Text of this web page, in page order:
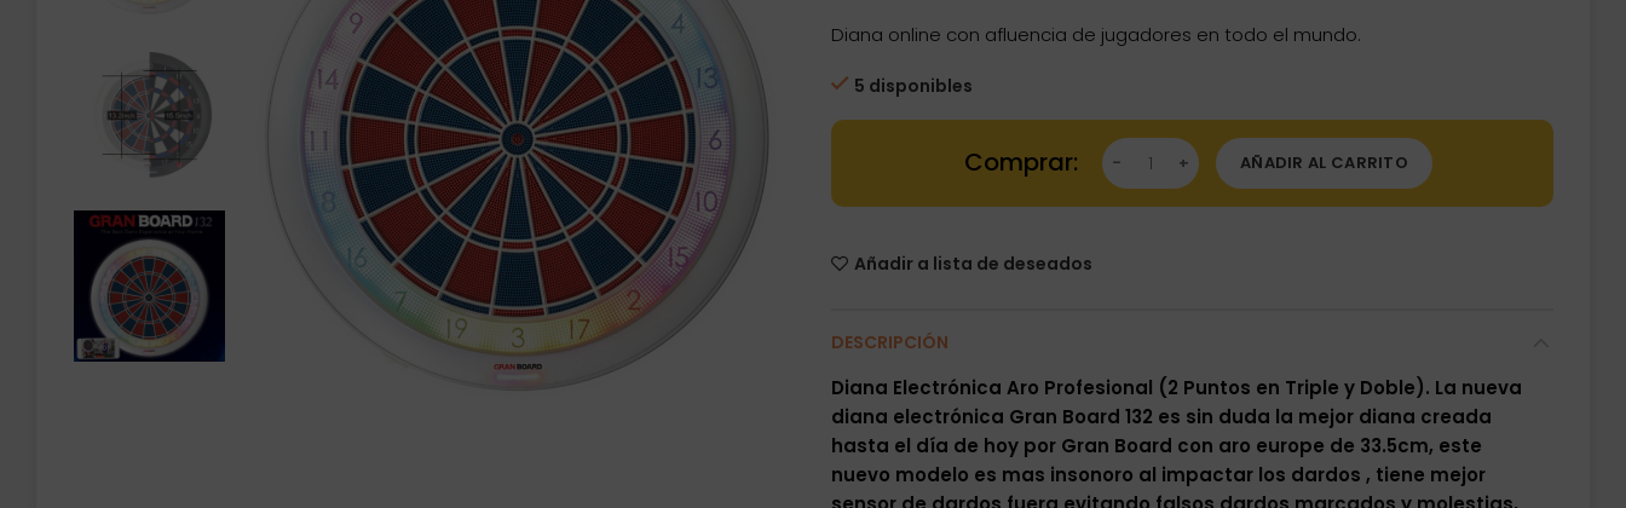
Diana online con afluencia de jugadores en todo el mundo.
5 disponibles
Diana electrónica ON LINE Gran Board 132 (Aro estrecho) cantidad
AÑADIR AL CARRITO
Añadir a lista de deseados
DESCRIPCIÓN
Diana Electrónica Aro Profesional (2 Puntos en Triple y Doble). La nueva
diana electrónica Gran Board 132 es sin duda la mejor diana creada
hasta el día de hoy por Gran Board con aro europe de 33.5cm, este
nuevo modelo es mas insonoro al impactar los dardos , tiene mejor